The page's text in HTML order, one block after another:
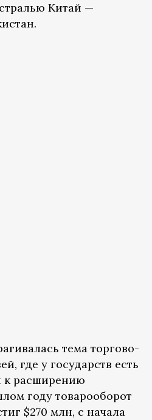
Китай —
тема торгово-
где у государств есть
к расширению
году товарооборот
$270 млн, с начала